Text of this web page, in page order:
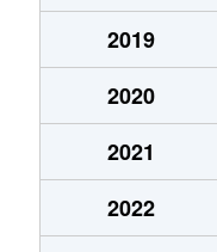
2019
2020
2021
2022